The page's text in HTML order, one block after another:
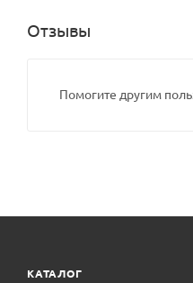
Отзывы
Помогите другим
КАТАЛОГ